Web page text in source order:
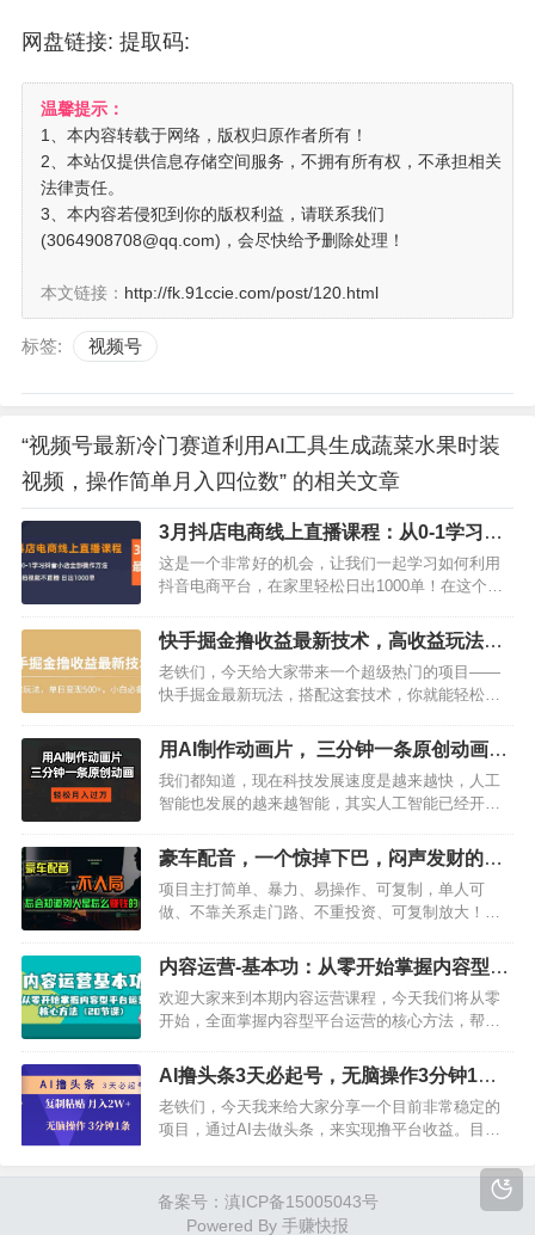
网盘链接: 提取码:
温馨提示：
1、本内容转载于网络，版权归原作者所有！
2、本站仅提供信息存储空间服务，不拥有所有权，不承担相关
法律责任。
3、本内容若侵犯到你的版权利益，请联系我们
(3064908708@qq.com)，会尽快给予删除处理！
本文链接： http://fk.91ccie.com/post/120.html
标签: 视频号
“视频号最新冷门赛道利用AI工具生成蔬菜水果时装
视频，操作简单月入四位数” 的相关文章
3月抖店电商线上直播课程：从0-1学习抖
音小店，不拍视频不直播 日出1000单
这是一个非常好的机会，让我们一起学习如何利用
抖音电商平台，在家里轻松日出1000单！在这个充
学会如何在家里赚钱。而抖音小店正是我们实现这
一目标的最佳平台。无论您是一个新手还是一个有
经验的卖家，我们都将为您提供从0-1学习抖音小店
的最佳指南。我们将为您介绍如…
快手掘金撸收益最新技术，高收益玩法，
单日变现500+，小白必备项目
老铁们，今天给大家带来一个超级热门的项目——
快手掘金最新玩法，搭配这套技术，你就能轻松获
与就能赚钱，绝对是一个稳赚不赔的项目，让小白
们不再被割韭菜！快手掘金是什么？它是一种新型
的网络赚钱方式，通过在快手上分享视频、关注视
频等方式，可以获得相应的收益。而…
用AI制作动画片， 三分钟一条原创动画，
轻松月入过万
我们都知道，现在科技发展速度是越来越快，人工
智能也发展的越来越智能，其实人工智能已经开始
今天给大家带来的这个项目是用AI制作动画片，我
就问问大家，现在还有人不会画画吗？可以说，会
画画的人已经可以说是越来越少啦，当然啦，这并
不影响我们学习，毕竟人工智能的出现…
豪车配音，一个惊掉下巴，闷声发财的小
生意，日赚15万
项目主打简单、暴力、易操作、可复制，单人可
做、不靠关系走门路、不重投资、可复制放大！今
理准备！谨慎观看！！这个项目原理是利用软件生
成炫富视频，满足各类人的炫富需求，具体你是用
来交友还是打造人设还是…，咱们这里不去深究，
咱们主要是通过各渠道发布出售软件卖卡密…
内容运营-基本功：从零开始掌握内容型平
台运营核心方法（20节课）
欢迎大家来到本期内容运营课程，今天我们将从零
开始，全面掌握内容型平台运营的核心方法，帮助
那么，什么是内容型平台运营呢？简单来说，就是
通过策划、制作、推广等手段，让内容吸引用户，
从而提高平台知名度、用户黏性和商业价值的运营
方式。那么，如何掌握这些核心方法呢？…
AI撸头条3天必起号，无脑操作3分钟1
条，复制粘贴轻松月入2W+
老铁们，今天我来给大家分享一个目前非常稳定的
项目，通过AI去做头条，来实现撸平台收益。目
100+的成绩。当然，我们是批量操作的，今天给大
家介绍的是基本玩法。首先，我们需要有一个号，
然后把这个号运营起来。怎么运营呢？首先，我们
备案号：滇ICP备15005043号
Powered By 手赚快报